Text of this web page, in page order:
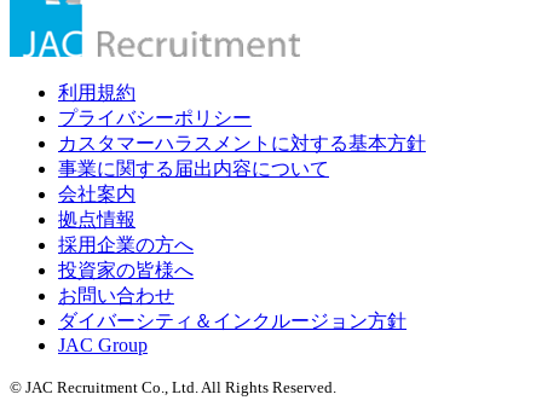
利用規約
プライバシーポリシー
カスタマーハラスメントに対する基本方針
事業に関する届出内容について
会社案内
拠点情報
採用企業の方へ
投資家の皆様へ
お問い合わせ
ダイバーシティ＆インクルージョン方針
JAC Group
© JAC Recruitment Co., Ltd. All Rights Reserved.